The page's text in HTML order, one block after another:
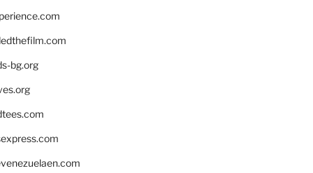
bg.org